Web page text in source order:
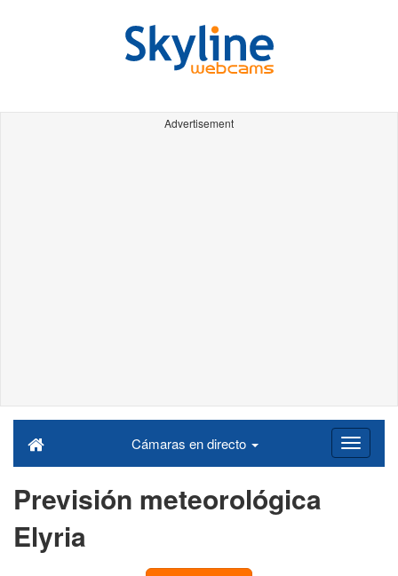
Advertisement
Cámaras en directo
Previsión meteorológica
Elyria